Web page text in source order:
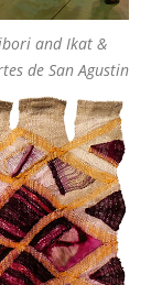
and Ikat &
de San Agustin